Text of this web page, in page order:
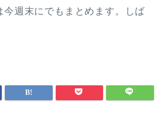
週末にでもまとめます。しば